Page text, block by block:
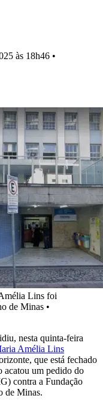
às 18h46 •
Lins foi
de Minas •
nesta quinta-feira
Amélia Lins
que está fechado
acatou um pedido do
contra a Fundação
de Minas.